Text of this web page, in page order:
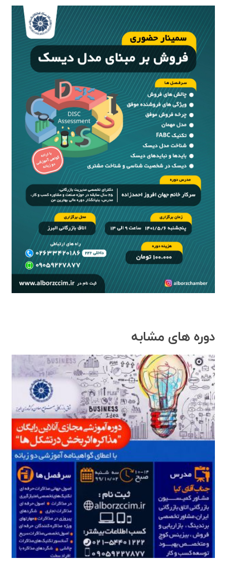
دوره های مشابه